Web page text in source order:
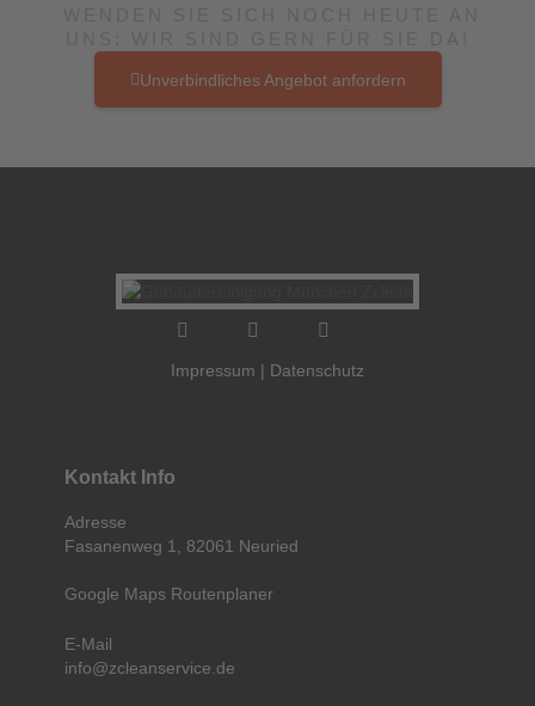
Unverbindliches Angebot anfordern
Impressum | Datenschutz
Kontakt Info
Adresse
Fasanenweg 1, 82061 Neuried
Google Maps Routenplaner
E-Mail
info@zcleanservice.de